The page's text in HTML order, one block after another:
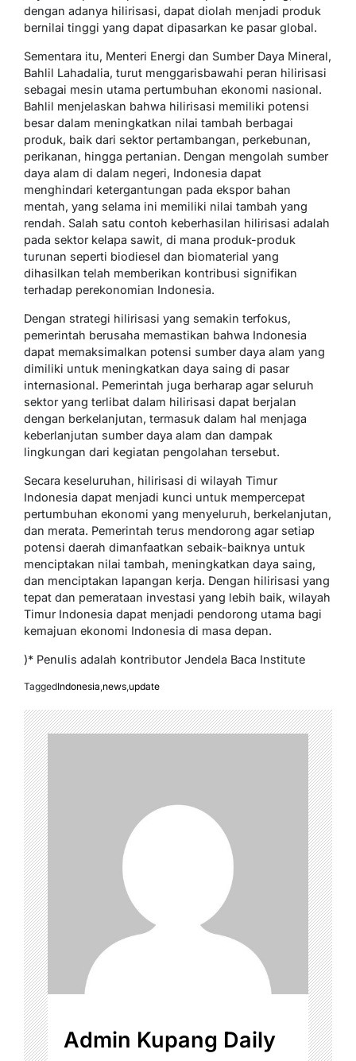
dengan adanya hilirisasi, dapat diolah menjadi produk
bernilai tinggi yang dapat dipasarkan ke pasar global.
Sementara itu, Menteri Energi dan Sumber Daya Mineral,
Bahlil Lahadalia, turut menggarisbawahi peran hilirisasi
sebagai mesin utama pertumbuhan ekonomi nasional.
Bahlil menjelaskan bahwa hilirisasi memiliki potensi
besar dalam meningkatkan nilai tambah berbagai
produk, baik dari sektor pertambangan, perkebunan,
perikanan, hingga pertanian. Dengan mengolah sumber
daya alam di dalam negeri, Indonesia dapat
menghindari ketergantungan pada ekspor bahan
mentah, yang selama ini memiliki nilai tambah yang
rendah. Salah satu contoh keberhasilan hilirisasi adalah
pada sektor kelapa sawit, di mana produk-produk
turunan seperti biodiesel dan biomaterial yang
dihasilkan telah memberikan kontribusi signifikan
terhadap perekonomian Indonesia.
Dengan strategi hilirisasi yang semakin terfokus,
pemerintah berusaha memastikan bahwa Indonesia
dapat memaksimalkan potensi sumber daya alam yang
dimiliki untuk meningkatkan daya saing di pasar
internasional. Pemerintah juga berharap agar seluruh
sektor yang terlibat dalam hilirisasi dapat berjalan
dengan berkelanjutan, termasuk dalam hal menjaga
keberlanjutan sumber daya alam dan dampak
lingkungan dari kegiatan pengolahan tersebut.
Secara keseluruhan, hilirisasi di wilayah Timur
Indonesia dapat menjadi kunci untuk mempercepat
pertumbuhan ekonomi yang menyeluruh, berkelanjutan,
dan merata. Pemerintah terus mendorong agar setiap
potensi daerah dimanfaatkan sebaik-baiknya untuk
menciptakan nilai tambah, meningkatkan daya saing,
dan menciptakan lapangan kerja. Dengan hilirisasi yang
tepat dan pemerataan investasi yang lebih baik, wilayah
Timur Indonesia dapat menjadi pendorong utama bagi
kemajuan ekonomi Indonesia di masa depan.
)* Penulis adalah kontributor Jendela Baca Institute
TaggedIndonesia,news,update
Admin Kupang Daily